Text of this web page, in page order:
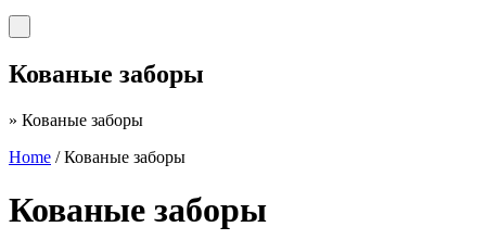
Кованые заборы
» Кованые заборы
Home / Кованые заборы
Кованые заборы